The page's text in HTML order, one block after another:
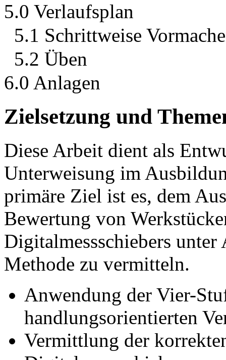
5.0 Verlaufsplan
5.1 Schrittweise
5.2 Üben
6.0 Anlagen
Zielsetzung und
Diese Arbeit dient als
Unterweisung im
primäre Ziel ist es, dem
Bewertung von
Digitalmessschiebers
Methode zu vermitteln.
Anwendung der Vier-
handlungsorientierten
Vermittlung der